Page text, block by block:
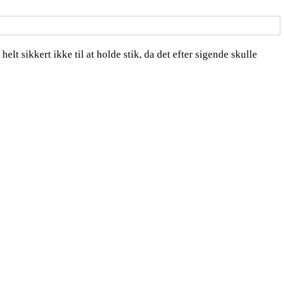
sikkert ikke til at holde stik, da det efter sigende skulle